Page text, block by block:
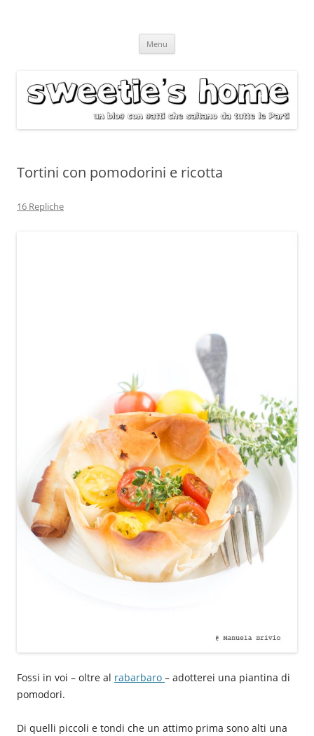
Menu
Tortini con pomodorini e ricotta
16 Repliche
Fossi in voi – oltre al rabarbaro – adotterei una piantina di
pomodori.
Di quelli piccoli e tondi che un attimo prima sono alti una